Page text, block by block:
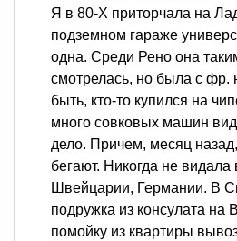
Я в 80-Х приторчала на
подземном гараже
одна. Среди Рено она
смотрелась, но была с фр.
быть, кто-то купился на
много совковых машин
дело. Причем, месяц
бегают. Никогда не
Швейцарии, Германии. В
подружка из консулата на
помойку из квартиры